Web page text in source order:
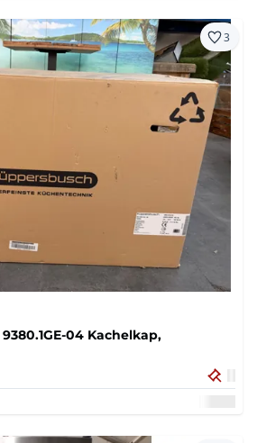
3
04 Kachelkap,